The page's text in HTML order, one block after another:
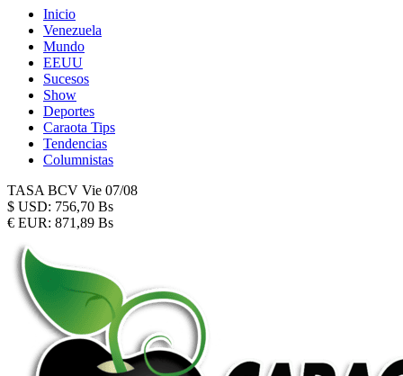
Inicio
Venezuela
Mundo
EEUU
Sucesos
Show
Deportes
Caraota Tips
Tendencias
Columnistas
TASA BCV Vie 07/08
$ USD: 756,70 Bs
€ EUR: 871,89 Bs